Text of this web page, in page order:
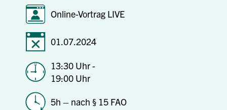
Online-Vortrag LIVE
01.07.2024
13:30 Uhr -
19:00 Uhr
5h – nach § 15 FAO